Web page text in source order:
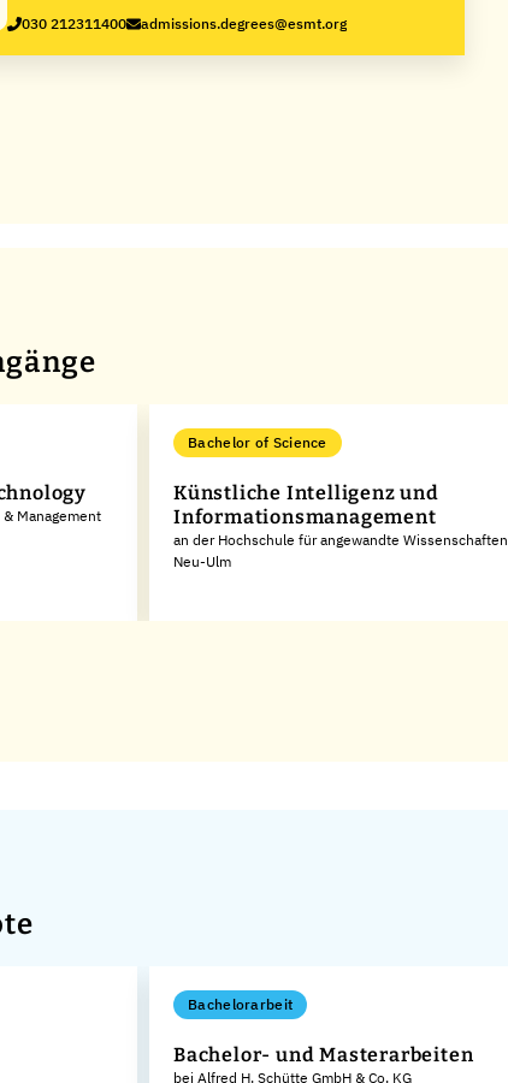
030 212311400 admissions.degrees@esmt.org
Management
Bachelor of Science
Künstliche Intelligenz und
Informationsmanagement
an der Hochschule für angewandte Wissenschaften
Neu-Ulm
Bachelorarbeit
Bachelor- und Masterarbeiten
bei Alfred H. Schütte GmbH & Co. KG